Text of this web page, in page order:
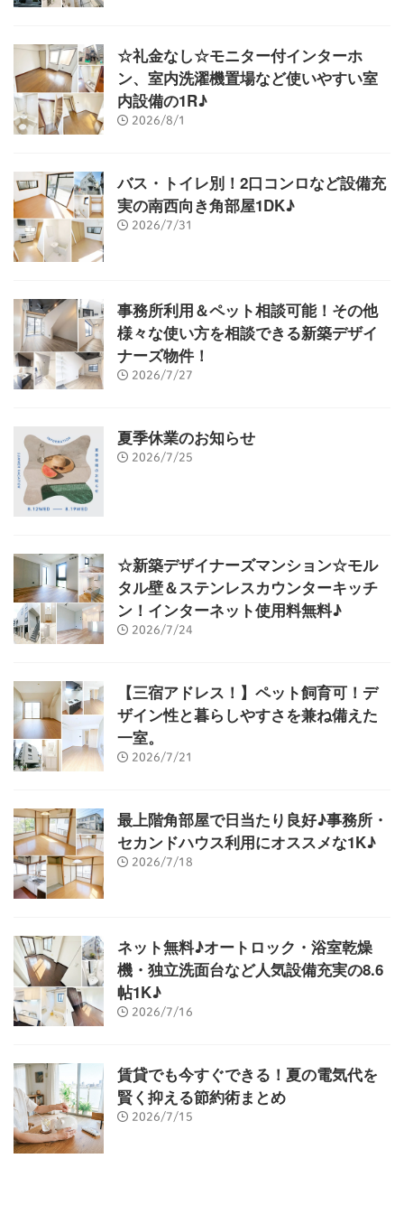
☆礼金なし☆モニター付インターホ
ン、室内洗濯機置場など使いやすい室
内設備の1R♪
2026/8/1
バス・トイレ別！2口コンロなど設備充
実の南西向き角部屋1DK♪
2026/7/31
事務所利用＆ペット相談可能！その他
様々な使い方を相談できる新築デザイ
ナーズ物件！
2026/7/27
夏季休業のお知らせ
2026/7/25
☆新築デザイナーズマンション☆モル
タル壁＆ステンレスカウンターキッチ
ン！インターネット使用料無料♪
2026/7/24
【三宿アドレス！】ペット飼育可！デ
ザイン性と暮らしやすさを兼ね備えた
一室。
2026/7/21
最上階角部屋で日当たり良好♪事務所・
セカンドハウス利用にオススメな1K♪
2026/7/18
ネット無料♪オートロック・浴室乾燥
機・独立洗面台など人気設備充実の8.6
帖1K♪
2026/7/16
賃貸でも今すぐできる！夏の電気代を
賢く抑える節約術まとめ
2026/7/15